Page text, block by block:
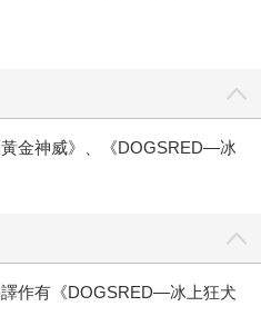
金神威》、《DOGSRED—冰
作有《DOGSRED—冰上狂犬